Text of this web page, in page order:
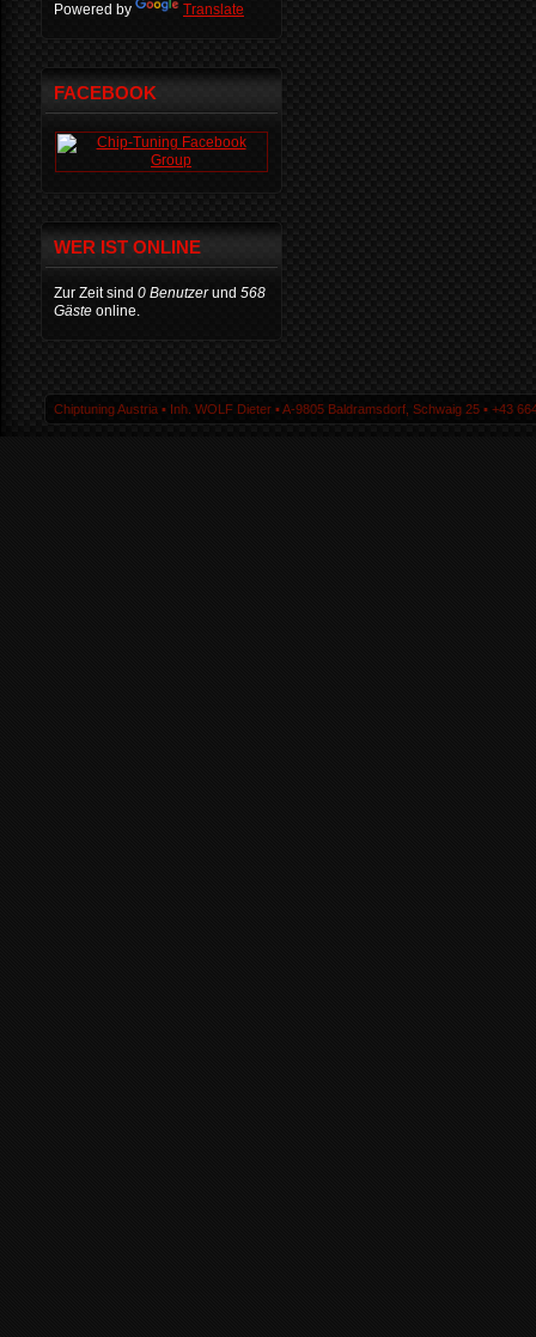
Powered by Translate
FACEBOOK
WER IST ONLINE
Zur Zeit sind 0 Benutzerund 568
Gäste online.
Chiptuning Austria ▪ Inh. WOLF Dieter ▪ A-9805 Baldramsdorf, Schwaig 25 ▪ +43